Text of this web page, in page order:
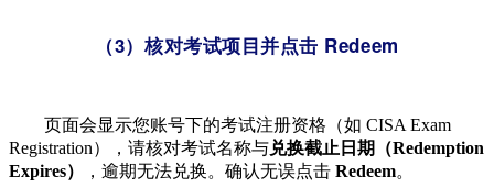
（3）核对考试项目并点击 Redeem
页面会显示您账号下的考试注册资格（如 CISA Exam
Registration），请核对考试名称与兑换截止日期（Redemption
Expires）
，逾期无法兑换。确认无误点击 Redeem。